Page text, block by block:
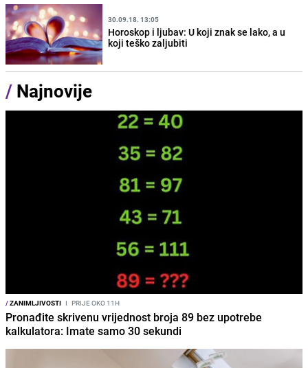
30.09.18. 13:05
Horoskop i ljubav: U koji znak se lako, a u
koji teško zaljubiti
/ Najnovije
/ZANIMLJIVOSTI I PRIJE OKO 11H
Pronađite skrivenu vrijednost broja 89 bez upotrebe
kalkulatora: Imate samo 30 sekundi